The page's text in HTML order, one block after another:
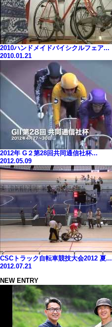
2010ハンドメイドバイシクルフェア...
2010.01.21
2012年 G２第28回共同通信社杯...
2012.05.09
CSCトラック自転車競技大会2012 夏...
2012.07.21
NEW ENTRY